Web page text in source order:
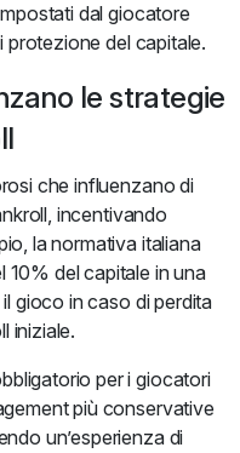
dal giocatore
protezione del capitale.
le strategie
che influenzano di
incentivando
la normativa italiana
10% del capitale in una
gioco in caso di perdita
iniziale.
per i giocatori
più conservative
un’esperienza di